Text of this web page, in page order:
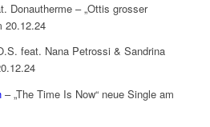
Donautherme – „Ottis grosser
20.12.24
feat. Nana Petrossi & Sandrina
– „The Time Is Now“ neue Single am